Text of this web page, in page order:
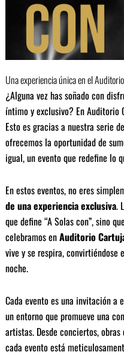
Una experiencia única en el
¿Alguna vez has soñado con
íntimo y exclusivo? En Auditorio
Esto es gracias a nuestra serie
ofrecemos la oportunidad de
igual, un evento que redefine lo
En estos eventos, no eres
de una experiencia exclusiva.
que define “A Solas con”, sino
celebramos enAuditorio
vive y se respira,
noche.
Cada evento es una invitación a
un entorno que promueve una
artistas. Desde conciertos,
cada evento está